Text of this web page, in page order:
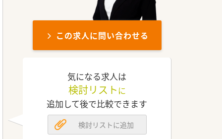
この求人に問い合わせる
気になる求人は
検討リスト に
追加して後で比較できます
検討リストに追加